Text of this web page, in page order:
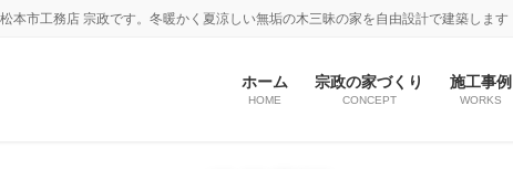
本市工務店 宗政です。冬暖かく夏涼しい無垢の木三昧の家を自由設計で建築します
ホーム
HOME
宗政の家づくり
CONCEPT
施工事例
WORKS